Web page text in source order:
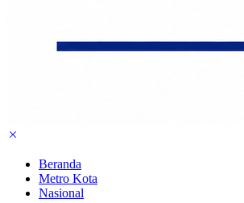
Beranda
Metro Kota
Nasional